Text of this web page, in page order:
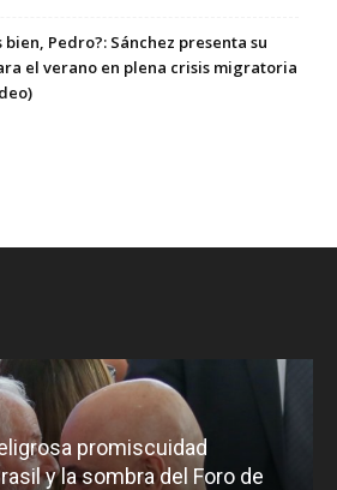
bien, Pedro?: Sánchez presenta su
el verano en plena crisis migratoria
promiscuidad
y la sombra del Foro de